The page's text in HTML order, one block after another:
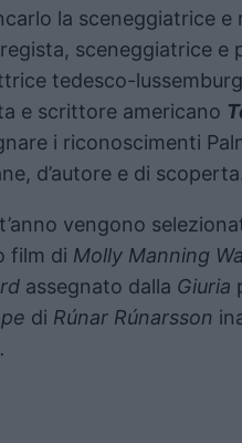
la sceneggiatrice
sceneggiatrice e
tedesco-
e scrittore americano
i riconoscimenti
d’autore e di
vengono
film di Molly Manning
assegnato dalla Giuria
di Rúnar Rúnarsson